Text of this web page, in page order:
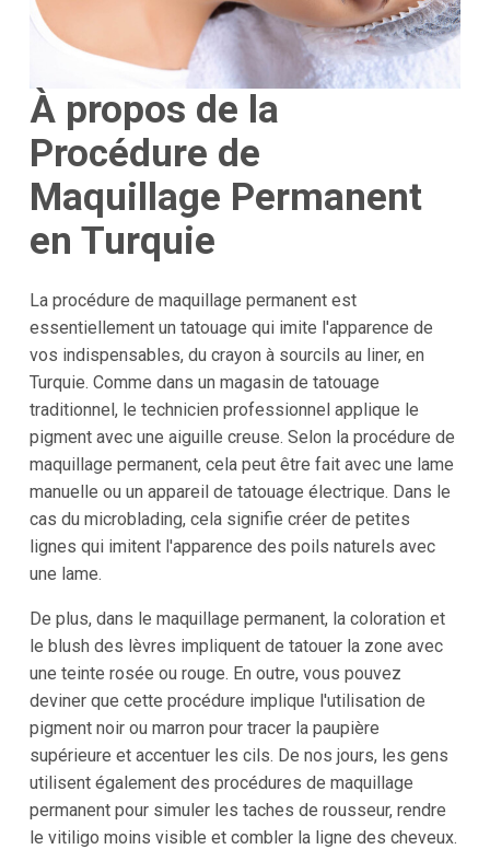
À propos de la
Procédure de
Maquillage Permanent
en Turquie
La procédure de maquillage permanent est
essentiellement un tatouage qui imite l'apparence de
vos indispensables, du crayon à sourcils au liner, en
Turquie. Comme dans un magasin de tatouage
traditionnel, le technicien professionnel applique le
pigment avec une aiguille creuse. Selon la procédure de
maquillage permanent, cela peut être fait avec une lame
manuelle ou un appareil de tatouage électrique. Dans le
cas du microblading, cela signifie créer de petites
lignes qui imitent l'apparence des poils naturels avec
une lame.
De plus, dans le maquillage permanent, la coloration et
le blush des lèvres impliquent de tatouer la zone avec
une teinte rosée ou rouge. En outre, vous pouvez
deviner que cette procédure implique l'utilisation de
pigment noir ou marron pour tracer la paupière
supérieure et accentuer les cils. De nos jours, les gens
utilisent également des procédures de maquillage
permanent pour simuler les taches de rousseur, rendre
le vitiligo moins visible et combler la ligne des cheveux.